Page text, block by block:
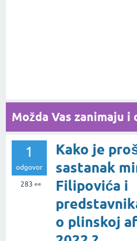
Možda Vas zanimaju i
1
odgovor
283 👀
Kako je
sastanak
Filipovića i
o plinskoj